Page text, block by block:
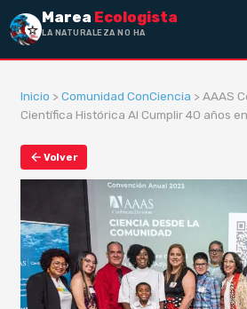
Marea Ecologista
LA NATURALEZA NO HA HEC
Inicio > Comunidad ConCiencia > AAAS
Científica Histórica Al Cumplir 40 años
Volver